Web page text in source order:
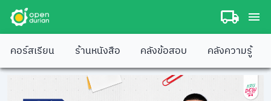
คอร์สเรียน ร้านหนังสือ คลังข้อสอบ คลังความรู้